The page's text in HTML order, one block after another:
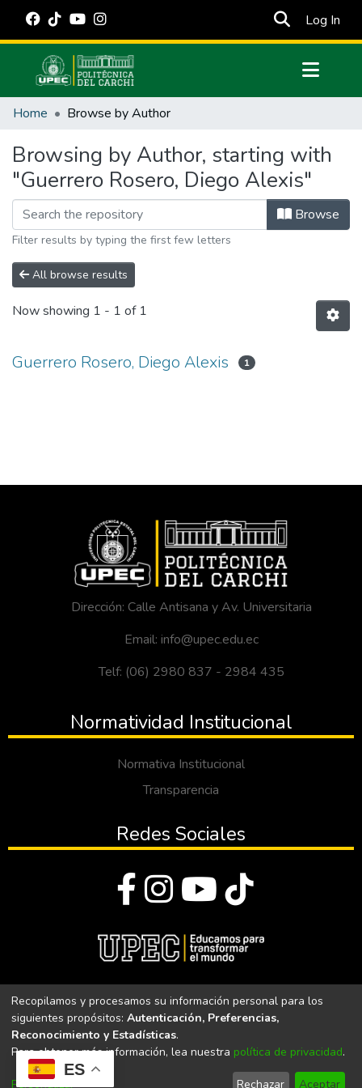
ES
Log In
Communities & Collections
Estadísticas Externas
Manuales
Home Browse by Author
Browsing by Author, starting with
"Guerrero Rosero, Diego Alexis"
Browse
Filter results by typing the first few letters
All browse results
Now showing 1 - 1 of 1
Guerrero Rosero, Diego Alexis 1
Dirección: Calle Antisana y Av. Universitaria
Email: info@upec.edu.ec
Telf: (06) 2980 837 - 2984 435
Normatividad Institucional
Normativa Institucional
Transparencia
Redes Sociales
Universidad Politécnica Estatal del Carchi
Universidad Politécnica Estatal del Carchi | Acreditada por el
CACES Resolución N°. 160-SE-33-CACES-2020
Recopilamos y procesamos su información personal para los
siguientes propósitos: Autenticación, Preferencias,
Reconocimiento y Estadísticas.
Para obtener más información, lea nuestra política de privacidad.
Personalizar Rechazar Aceptar